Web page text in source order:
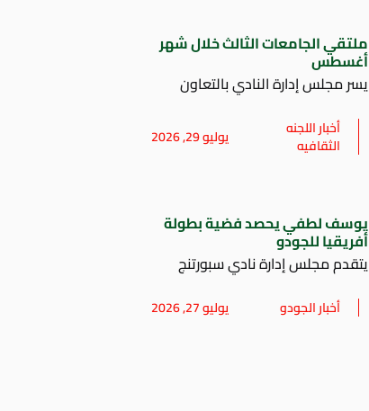
ملتقي الجامعات الثالث خلال شهر
أغسطس
يسر مجلس إدارة النادي بالتعاون
أخبار اللجنه
الثقافيه يوليو 29, 2026
يوسف لطفي يحصد فضية بطولة
أفريقيا للجودو
يتقدم مجلس إدارة نادي سبورتنج
أخبار الجودو يوليو 27, 2026